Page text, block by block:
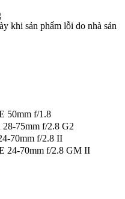
khi sản phẩm lỗi do nhà sản
50mm f/1.8
75mm f/2.8 G2
70mm f/2.8 II
24-70mm f/2.8 GM II